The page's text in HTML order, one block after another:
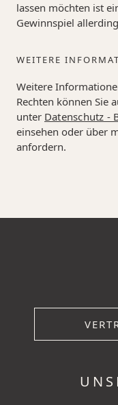
lassen möchten ist
Gewinnspiel
WEITERE
Weitere
Rechten können Sie
unter Datenschutz -
einsehen oder über
anfordern.